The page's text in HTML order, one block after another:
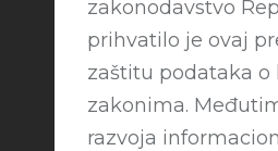
zakonodavstvo
prihvatilo je ovaj
zaštitu podataka
zakonima.
razvoja